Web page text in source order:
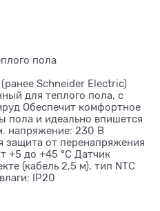
пола
Schneider Electric)
для теплого пола, с
Обеспечит комфортное
пола и идеально впишется
напряжение: 230 В
защита от перенапряжения
+5 до +45 °С Датчик
(кабель 2,5 м), тип NTC
IP20